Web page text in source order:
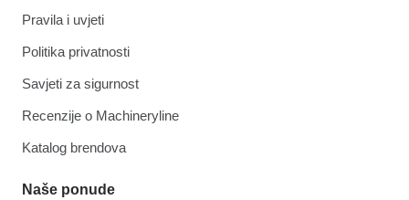
Pravila i uvjeti
Politika privatnosti
Savjeti za sigurnost
Recenzije o Machineryline
Katalog brendova
Naše ponude